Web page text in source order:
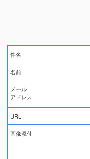
件名
名前
メール
アドレス
URL
画像添付